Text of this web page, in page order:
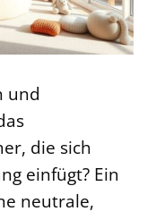
und
die sich
einfügt? Ein
neutrale,